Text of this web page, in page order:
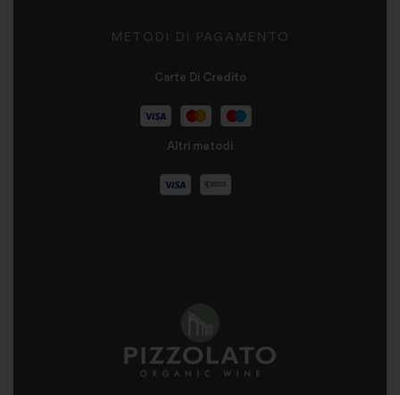
METODI DI PAGAMENTO
Carte Di Credito
Altri metodi